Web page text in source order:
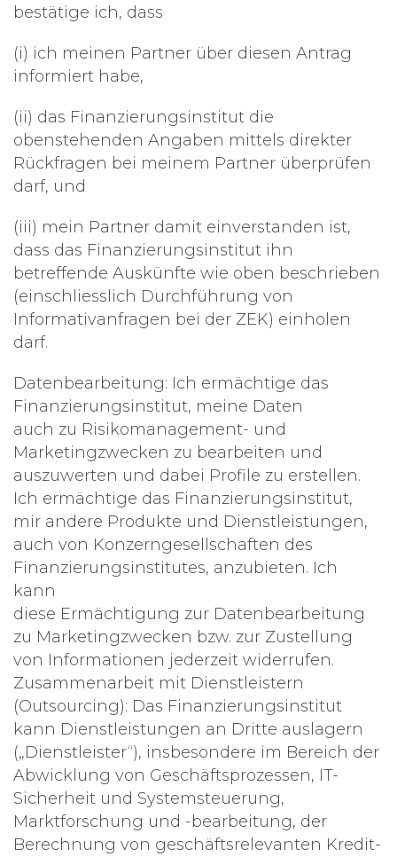
bestätige ich, dass
(i) ich meinen Partner über diesen Antrag
informiert habe,
(ii) das Finanzierungsinstitut die
obenstehenden Angaben mittels direkter
Rückfragen bei meinem Partner überprüfen
darf, und
(iii) mein Partner damit einverstanden ist,
dass das Finanzierungsinstitut ihn
betreffende Auskünfte wie oben beschrieben
(einschliesslich Durchführung von
Informativanfragen bei der ZEK) einholen
darf.
Datenbearbeitung: Ich ermächtige das
Finanzierungsinstitut, meine Daten
auch zu Risikomanagement- und
Marketingzwecken zu bearbeiten und
auszuwerten und dabei Profile zu erstellen.
Ich ermächtige das Finanzierungsinstitut,
mir andere Produkte und Dienstleistungen,
auch von Konzerngesellschaften des
Finanzierungsinstitutes, anzubieten. Ich
kann
diese Ermächtigung zur Datenbearbeitung
zu Marketingzwecken bzw. zur Zustellung
von Informationen jederzeit widerrufen.
Zusammenarbeit mit Dienstleistern
(Outsourcing): Das Finanzierungsinstitut
kann Dienstleistungen an Dritte auslagern
(„Dienstleister“), insbesondere im Bereich der
Abwicklung von Geschäftsprozessen, IT-
Sicherheit und Systemsteuerung,
Marktforschung und -bearbeitung, der
Berechnung von geschäftsrelevanten Kredit-